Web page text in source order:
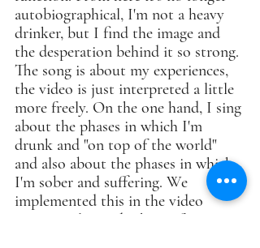
autobiographical, I'm not a heavy
drinker, but I find the image and
the desperation behind it so strong.
The song is about my experiences,
the video is just interpreted a little
more freely. On the one hand, I sing
about the phases in which I'm
drunk and "on top of the world"
and also about the phases in which
I'm sober and suffering. We
implemented this in the video
concept, alongside the performance